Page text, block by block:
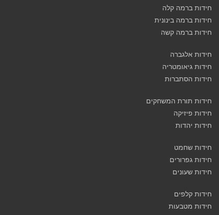
חידות ברמה קלה
חידות ברמה בינונית
חידות ברמה קשה
חידות אלגברה
חידות גיאומטריה
חידות הסתברות
חידות תורת המשחקים
חידות פיזיקה
חידות יהדות
חידות שחמט
חידות גפרורים
חידות שעונים
חידות קלפים
חידות מטבעות